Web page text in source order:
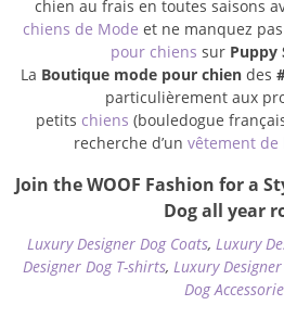
chien au frais en toutes saisons
chiens de Mode et ne manquez
pour chiens sur Puppy
La Boutique mode pour chien des
particulièrement aux
petits chiens (bouledogue
recherche d’un vêtement de
Join the WOOF Fashion for a
Dog all year
Luxury Designer Dog Coats, Luxury
Designer Dog T-shirts, Luxury
Dog